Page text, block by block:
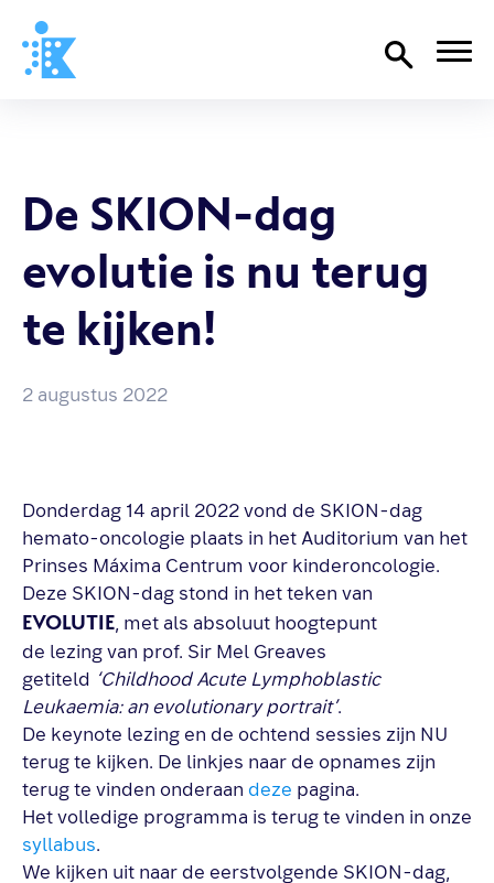
De SKION-dag
evolutie is nu terug
te kijken!
2 augustus 2022
Donderdag 14 april 2022 vond de SKION-dag
hemato-oncologie plaats in het Auditorium van het
Prinses Máxima Centrum voor kinderoncologie.
Deze SKION-dag stond in het teken van
EVOLUTIE , met als absoluut hoogtepunt
de lezing van prof. Sir Mel Greaves
getiteld
‘Childhood Acute Lymphoblastic
Leukaemia: an evolutionary portrait’.
De keynote lezing en de ochtend sessies zijn NU
terug te kijken. De linkjes naar de opnames zijn
terug te vinden onderaan deze pagina.
Het volledige programma is terug te vinden in onze
syllabus.
We kijken uit naar de eerstvolgende SKION-dag,
Over SKION
Wat we doen
Organisatie
Documenten
Steun ons